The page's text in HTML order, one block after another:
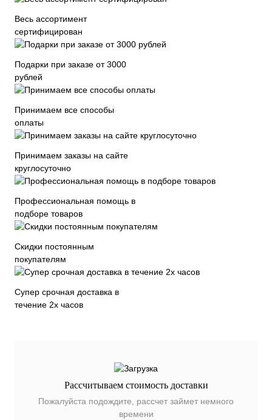
Весь ассортимент
сертифицирован
Подарки при заказе от 3000
рублей
Принимаем все способы
оплаты
Принимаем заказы на сайте
круглосуточно
Профессиональная помощь в
подборе товаров
Скидки постоянным
покупателям
Супер срочная доставка в
течение 2х часов
Рассчитываем стоимость доставки
Пожалуйста подождите, рассчет займет немного
времени